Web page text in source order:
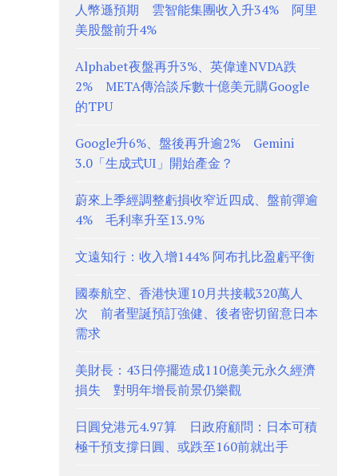
人幣遜預期 雲智能集團收入升34% 阿里
美股盤前升4%
Alphabet夜盤再升3%、英偉達NVDA跌
2% META傳洽談斥數十億美元購Google
的TPU
Google升6%、盤後再升逾2% Gemini
3.0「生成式UI」開始產金？
蔚來上季經調整虧損收窄近四成、盤前彈逾
4% 毛利率升至13.9%
文遠知行：收入增144% 阿布扎比盈虧平衡
國泰航空、香港快運10月共接載320萬人
次 前者聖誕預訂強健、後者密切留意日本
需求
美財長：43日停擺造成110億美元永久經濟
損失 對明年增長前景仍樂觀
日圓兌港元4.97算 日政府顧問：日本可積
極干預支撐日圓、或跌至160前就出手